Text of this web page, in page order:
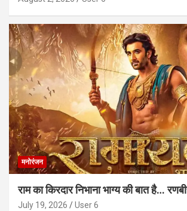
मनोरंजन
राम का किरदार निभाना भाग्य की बात है…
July 19, 2026 User 6